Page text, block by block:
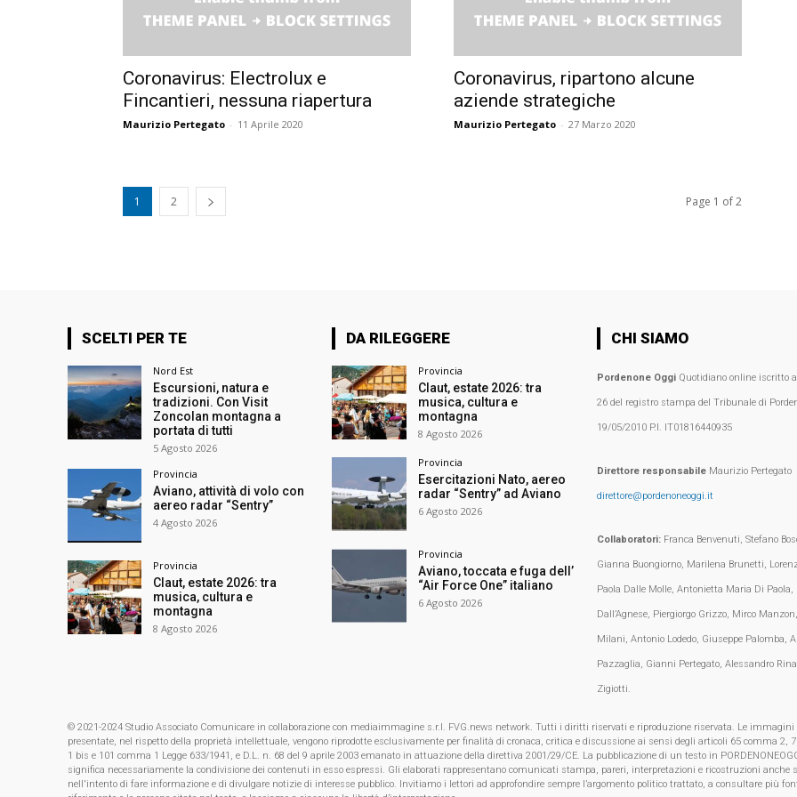
Coronavirus: Electrolux e
Fincantieri, nessuna riapertura
Maurizio Pertegato - 11 Aprile 2020
Coronavirus, ripartono alcune
aziende strategiche
Maurizio Pertegato - 27 Marzo 2020
1 2 Page 1 of 2
SCELTI PER TE
Nord Est
Escursioni, natura e
tradizioni. Con Visit
Zoncolan montagna a
portata di tutti
5 Agosto 2026
Provincia
Aviano, attività di volo con
aereo radar “Sentry”
4 Agosto 2026
Provincia
Claut, estate 2026: tra
musica, cultura e
montagna
8 Agosto 2026
DA RILEGGERE
Provincia
Claut, estate 2026: tra
musica, cultura e
montagna
8 Agosto 2026
Provincia
Esercitazioni Nato, aereo
radar “Sentry” ad Aviano
6 Agosto 2026
Provincia
Aviano, toccata e fuga dell’
“Air Force One” italiano
6 Agosto 2026
CHI SIAMO
Pordenone OggiQuotidiano online iscritto
26 del registro stampa del Tribunale di
19/05/2010 P.I. IT01816440935
Direttore responsabileMaurizio Pertegato
direttore@pordenoneoggi.it
Collaboratori:Franca Benvenuti, Stefano
Gianna Buongiorno, Marilena Brunetti,
Paola Dalle Molle, Antonietta Maria Di Paola,
Dall’Agnese, Piergiorgo Grizzo, Mirco
Milani, Antonio Lodedo, Giuseppe Palomba,
Pazzaglia, Gianni Pertegato, Alessandro
Zigiotti.
© 2021-2024 Studio Associato Comunicare in collaborazione con mediaimmagine s.r.l. FVG.news network. Tutti i diritti riservati e riproduzione riservata. Le immagini
presentate, nel rispetto della proprietà intellettuale, vengono riprodotte esclusivamente per finalità di cronaca, critica e discussione ai sensi degli articoli 65 comma 2,
1 bis e 101 comma 1 Legge 633/1941, e D.L. n. 68 del 9 aprile 2003 emanato in attuazione della direttiva 2001/29/CE. La pubblicazione di un testo in
significa necessariamente la condivisione dei contenuti in esso espressi. Gli elaborati rappresentano comunicati stampa, pareri, interpretazioni e ricostruzioni anche
nell'intento di fare informazione e di divulgare notizie di interesse pubblico. Invitiamo i lettori ad approfondire sempre l’argomento politico trattato, a consultare più